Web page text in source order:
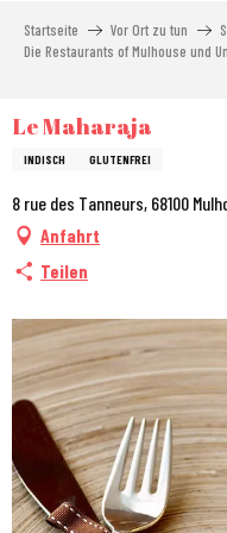
Startseite Vor Ort zu tun
Die Restaurants of Mulhouse und
Le Maharaja
INDISCH GLUTENFREI
8 rue des Tanneurs, 68100
Anfahrt
Teilen